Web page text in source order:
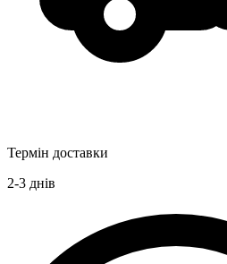
Термін доставки
2-3 днів